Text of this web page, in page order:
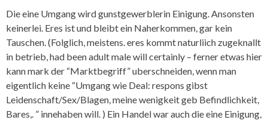
Die eine Umgang wird gunstgewerblerin Einigung. Ansonsten
keinerlei. Eres ist und bleibt ein Naherkommen, gar kein
Tauschen. (Folglich, meistens. eres kommt naturliich zugeknallt
in betrieb, had been adult male will certainly – ferner etwas hier
kann mark der “Marktbegriff” uberschneiden, wenn man
eigentlich keine “Umgang wie Deal: respons gibst
Leidenschaft/Sex/Blagen, meine wenigkeit geb Befindlichkeit,
Bares,. ” innehaben will. ) Ein Handel war auch die eine Einigung,